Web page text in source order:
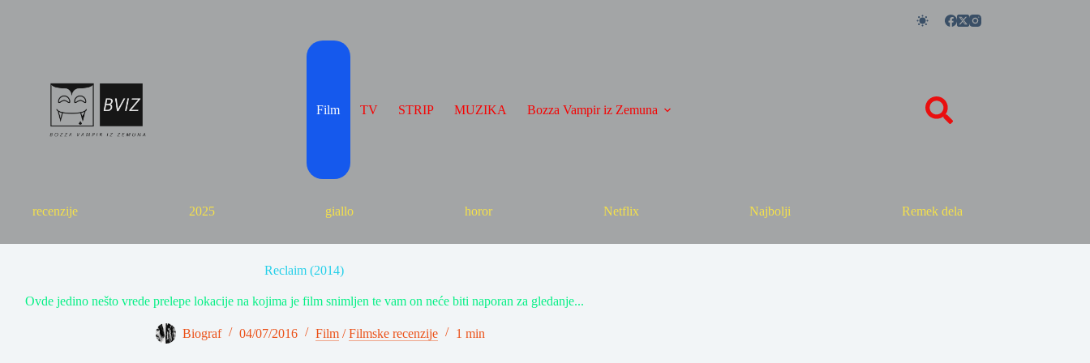
Film TV STRIP MUZIKA Bozza Vampir iz Zemuna
recenzije 2025 giallo horor Netflix Najbolji Remek dela
Reclaim (2014)
Ovde jedino nešto vrede prelepe lokacije na kojima je film snimljen te vam on neće biti naporan za gledanje...
Biograf 04/07/2016 Film /Filmske recenzije 1 min